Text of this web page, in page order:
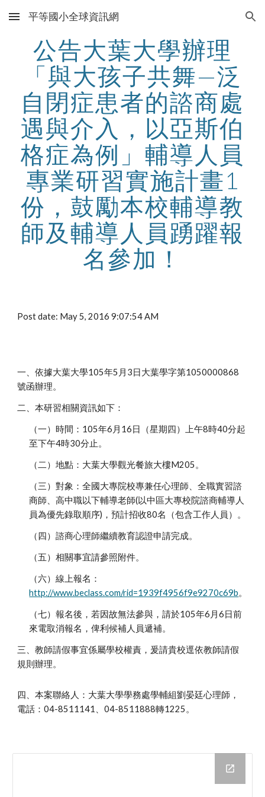
Skip to main content Skip to navigation
平等國小全球資訊網
公告大葉大學辦理
「與大孩子共舞—泛
自閉症患者的諮商處
遇與介入，以亞斯伯
格症為例」輔導人員
專業研習實施計畫1
份，鼓勵本校輔導教
師及輔導人員踴躍報
名參加！
Post date: May 5, 2016 9:07:54 AM
一、依據大葉大學105年5月3日大葉學字第1050000868
號函辦理。
二、本研習相關資訊如下：
（一）時間：105年6月16日（星期四）上午8時40分起
至下午4時30分止。
（二）地點：大葉大學觀光餐旅大樓M205。
（三）對象：全國大專院校專兼任心理師、全職實習諮
商師、高中職以下輔導老師(以中區大專校院諮商輔導人
員為優先錄取順序)，預計招收80名（包含工作人員）。
（四）諮商心理師繼續教育認證申請完成。
（五）相關事宜請參照附件。
（六）線上報名：
http://www.beclass.com/rid=1939f4956f9e9270c69b。
（七）報名後，若因故無法參與，請於105年6月6日前
來電取消報名，俾利候補人員遞補。
三、教師請假事宜係屬學校權責，爰請貴校逕依教師請假
規則辦理。
四、本案聯絡人：大葉大學學務處學輔組劉晏廷心理師，
電話：04-8511141、04-8511888轉1225。